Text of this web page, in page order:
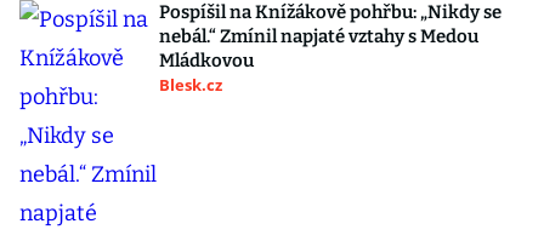
Pospíšil na Knížákově pohřbu: „Nikdy se
nebál.“ Zmínil napjaté vztahy s Medou
Mládkovou
Blesk.cz